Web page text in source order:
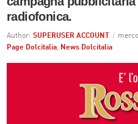
radiofonica.
Author: SUPERUSER ACCOUNT /
Page Dolcitalia, News Dolcitalia